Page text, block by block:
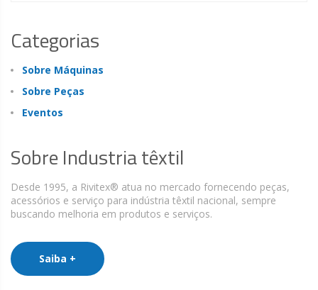
Categorias
Sobre Máquinas
Sobre Peças
Eventos
Sobre Industria têxtil
Desde 1995, a Rivitex® atua no mercado fornecendo peças,
acessórios e serviço para indústria têxtil nacional, sempre
buscando melhoria em produtos e serviços.
Saiba +